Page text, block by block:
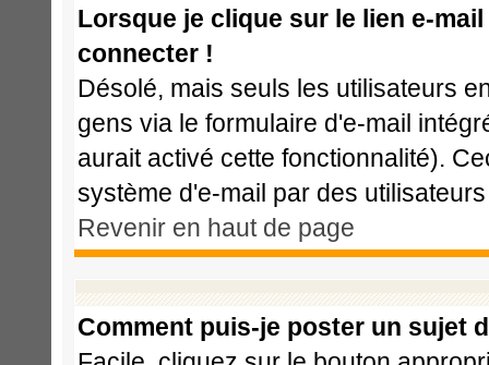
Lorsque je clique sur le lien e-
connecter !
Désolé, mais seuls les utilisateurs
gens via le formulaire d'e-mail
aurait activé cette fonctionnalité).
système d'e-mail par des
Revenir en haut de page
Comment puis-je poster un sujet